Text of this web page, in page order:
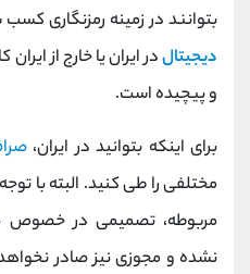
بتوانند در زمینه رمزنگاری
دیجیتالدر ایران یا خارج از
و پیچیده است.
برای اینکه بتوانید در ایران،
مختلفی را طی کنید. البته با
مربوطه، تصمیمی در خصوص
نشده و مجوزی نیز صادر